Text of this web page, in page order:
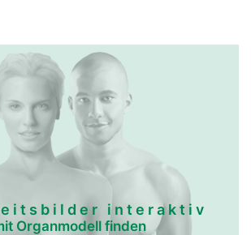
interaktiv
Organmodell finden